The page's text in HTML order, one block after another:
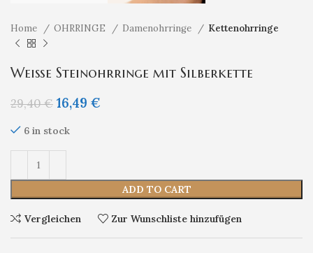
Home OHRRINGE Damenohrringe Kettenohrringe
Weiße Steinohrringe mit Silberkette
29,40€ 16,49 €
6 in stock
ADD TO CART
Vergleichen Zur Wunschliste hinzufügen